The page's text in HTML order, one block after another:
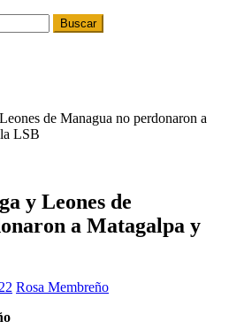
de Managua no perdonaron a
LSB
y Leones de
a Matagalpa y
Rosa Membreño